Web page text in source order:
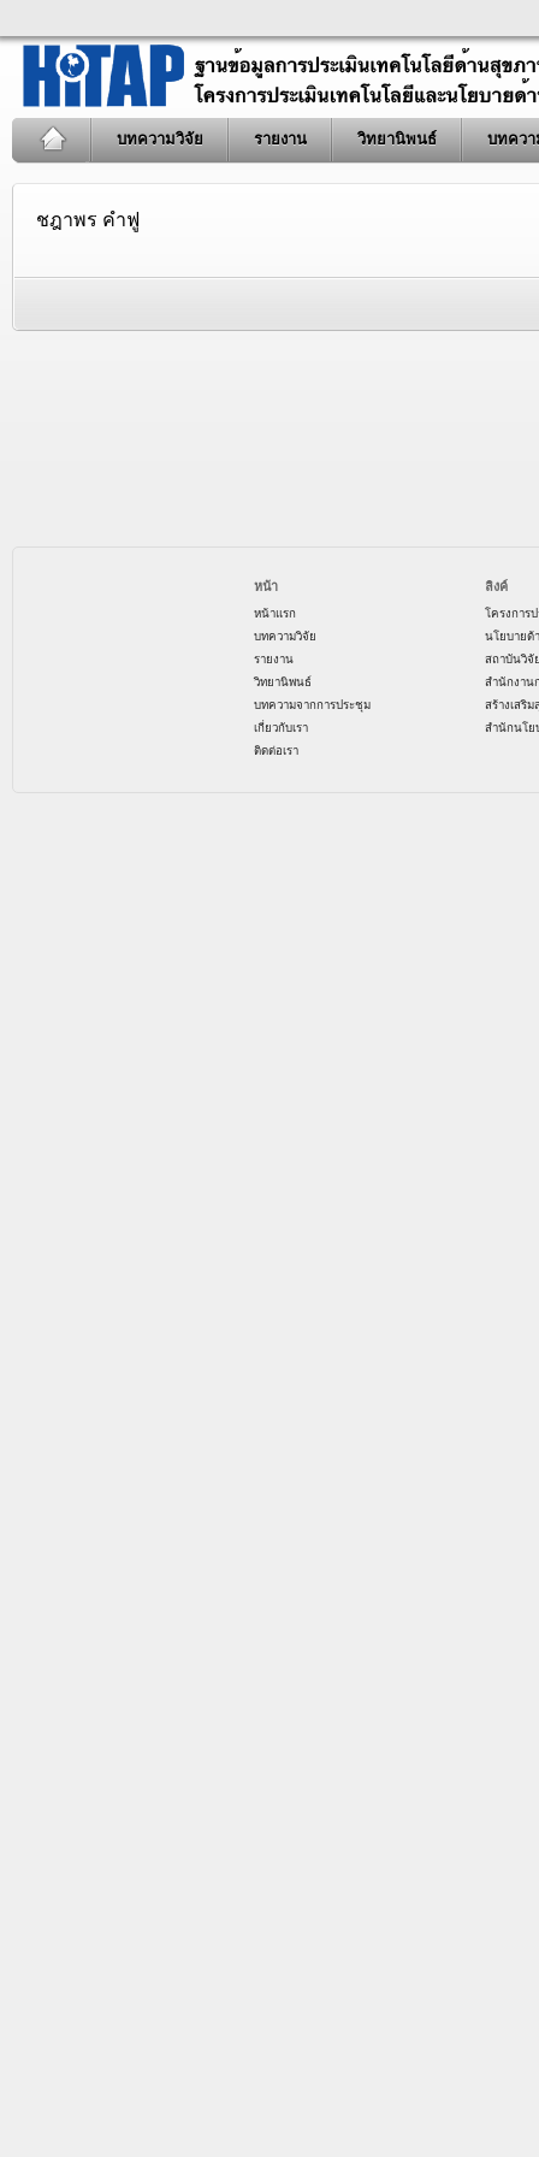
บทความวิจัย รายงาน วิทยานิพนธ์ บทควา
ชฎาพร คำฟู
หน้า
หน้าแรก
บทความวิจัย
รายงาน
วิทยานิพนธ์
บทความจากการประชุม
เกี่ยวกับเรา
ติดต่อเรา
ลิงค์
โครงการ
นโยบายด้
สถาบันวิจั
สำนักงาน
สร้างเสริ
สำนักนโย